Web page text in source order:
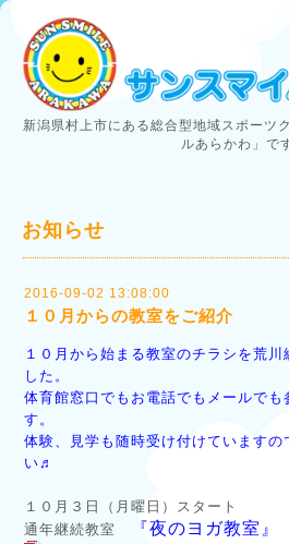
新潟県村上市にある総合型地域スポーツ
ルあらかわ」で
お知らせ
2016-09-02 13:08:00
１０月からの教室をご紹介
１０月から始まる教室のチラシを荒川
した。
体育館窓口でもお電話でもメールでも
す。
体験、見学も随時受け付けていますの
い♬
１０月３日（月曜日）スタート
通年継続教室
『夜のヨガ教室』